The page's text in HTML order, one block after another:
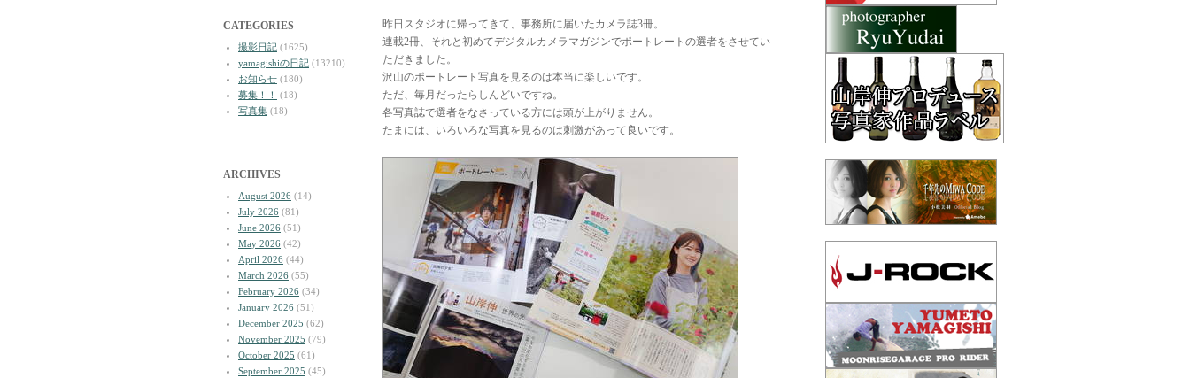
CATEGORIES
撮影日記 (1625)
yamagishiの日記 (13210)
お知らせ (180)
募集！！
(18)
写真集 (18)
ARCHIVES
August 2026 (14)
July 2026 (81)
June 2026 (51)
May 2026 (42)
April 2026 (44)
March 2026 (55)
February 2026 (34)
January 2026 (51)
December 2025 (62)
November 2025 (79)
October 2025 (61)
September 2025 (45)
昨日スタジオに帰ってきて、事務所に届いたカメラ誌3冊。
連載2冊、それと初めてデジタルカメラマガジンでポートレートの選者をさせてい
ただきました。
沢山のポートレート写真を見るのは本当に楽しいです。
ただ、毎月だったらしんどいですね。
各写真誌で選者をなさっている方には頭が上がりません。
たまには、いろいろな写真を見るのは刺激があって良いです。